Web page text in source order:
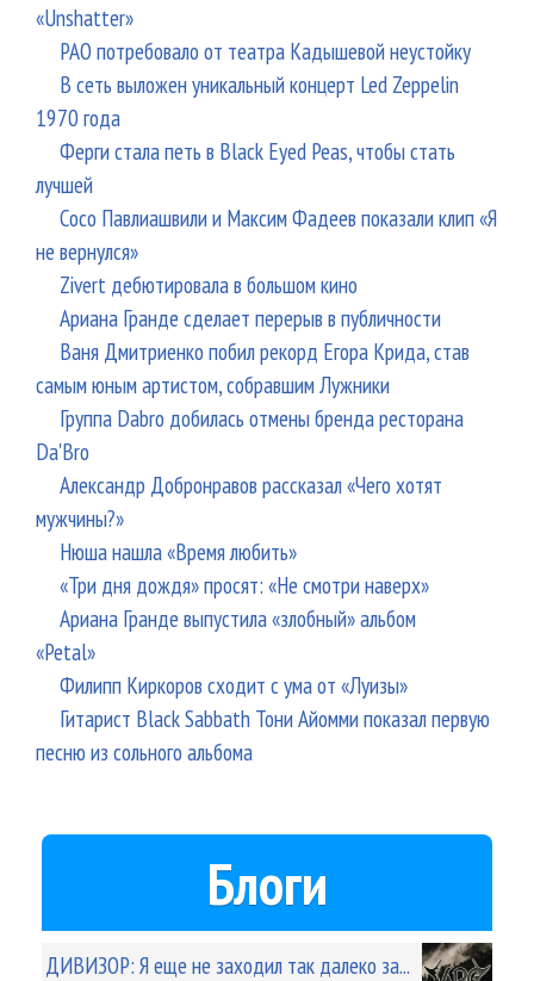
«Unshatter»
РАО потребовало от театра Кадышевой неустойку
В сеть выложен уникальный концерт Led Zeppelin
1970 года
Ферги стала петь в Black Eyed Peas, чтобы стать
лучшей
Сосо Павлиашвили и Максим Фадеев показали клип «Я
не вернулся»
Zivert дебютировала в большом кино
Ариана Гранде сделает перерыв в публичности
Ваня Дмитриенко побил рекорд Егора Крида, став
самым юным артистом, собравшим Лужники
Группа Dabro добилась отмены бренда ресторана
Da'Bro
Александр Добронравов рассказал «Чего хотят
мужчины?»
Нюша нашла «Время любить»
«Три дня дождя» просят: «Не смотри наверх»
Ариана Гранде выпустила «злобный» альбом
«Petal»
Филипп Киркоров сходит с ума от «Луизы»
Гитарист Black Sabbath Тони Айомми показал первую
песню из сольного альбома
Блоги
ДИВИЗОР: Я еще не заходил так далеко за...